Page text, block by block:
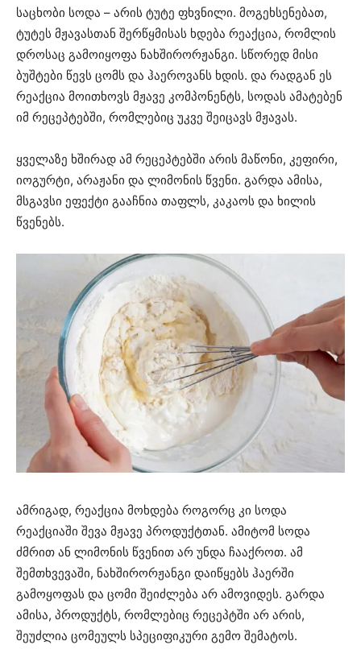
საცხობი სოდა – არის ტუტე ფხვნილი. მოგეხსენებათ,
ტუტეს მჟავასთან შერწყმისას ხდება რეაქცია, რომლის
დროსაც გამოიყოფა ნახშირორჟანგი. სწორედ მისი
ბუშტები წევს ცომს და ჰაეროვანს ხდის. და რადგან ეს
რეაქცია მოითხოვს მჟავე კომპონენტს, სოდას ამატებენ
იმ რეცეპტებში, რომლებიც უკვე შეიცავს მჟავას.
ყველაზე ხშირად ამ რეცეპტებში არის მაწონი, კეფირი,
იოგურტი, არაჟანი და ლიმონის წვენი. გარდა ამისა,
მსგავსი ეფექტი გააჩნია თაფლს, კაკაოს და ხილის
წვენებს.
ამრიგად, რეაქცია მოხდება როგორც კი სოდა
რეაქციაში შევა მჟავე პროდუქტთან. ამიტომ სოდა
ძმრით ან ლიმონის წვენით არ უნდა ჩააქროთ. ამ
შემთხვევაში, ნახშირორჟანგი დაიწყებს ჰაერში
გამოყოფას და ცომი შეიძლება არ ამოვიდეს. გარდა
ამისა, პროდუქტს, რომლებიც რეცეპტში არ არის,
შეუძლია ცომეულს სპეციფიკური გემო შემატოს.